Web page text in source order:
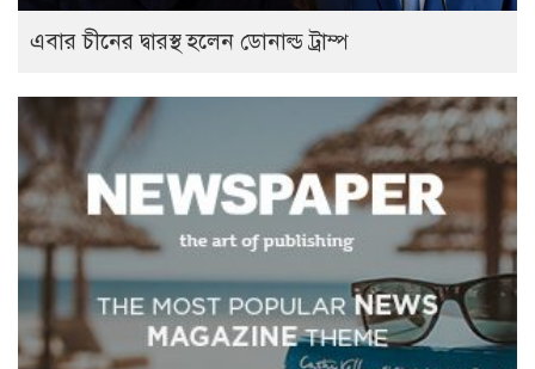
এবার চীনের দ্বারস্থ হলেন ডোনাল্ড ট্রাম্প